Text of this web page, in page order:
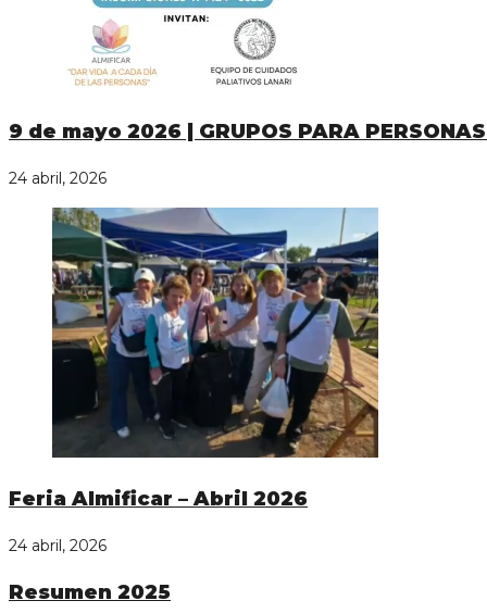
9 de mayo 2026 | GRUPOS PARA
24 abril, 2026
Feria Almificar – Abril 2026
24 abril, 2026
Resumen 2025